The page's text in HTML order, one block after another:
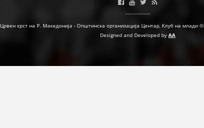
ФОРМУЛАРИ ЗА БАРАЊА
ПРВА ПОМОШ
Црвен крст на Р. Македонија - Општинска организација Центар, Клуб на млади
Designed and Developed by AA